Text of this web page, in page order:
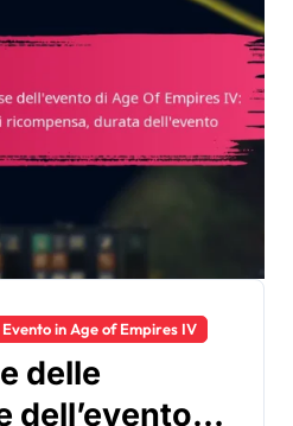
in Age of Empires IV
delle
dell’evento di